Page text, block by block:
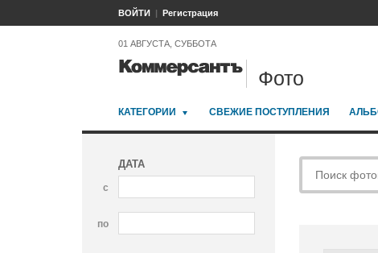
ВОЙТИ Регистрация
01 АВГУСТА, СУББОТА
Фото
КАТЕГОРИИ СВЕЖИЕ ПОСТУПЛЕНИЯ
ДАТА
с
по